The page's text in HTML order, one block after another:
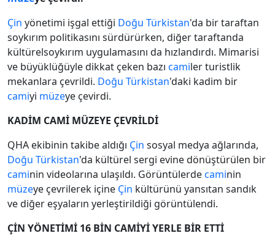
Çin yönetimi işgal ettiği Doğu Türkistan'da bir taraftan
soykırım politikasını sürdürürken, diğer taraftanda
kültürelsoykırım uygulamasını da hızlandırdı. Mimarisi
ve büyüklüğüyle dikkat çeken bazı camiler turistlik
mekanlara çevrildi. Doğu Türkistan'daki kadim bir
camiyi müzeye çevirdi.
KADİM CAMİ MÜZEYE ÇEVRİLDİ
QHA ekibinin takibe aldığı Çin sosyal medya ağlarında,
Doğu Türkistan'da kültürel sergi evine dönüştürülen bir
caminin videolarına ulaşıldı. Görüntülerdecaminin
müzeye çevrilerek içine Çin kültürünü yansıtan sandık
ve diğer eşyaların yerleştirildiği görüntülendi.
ÇİN YÖNETİMİ 16 BİN CAMİYİ YERLE BİR ETTİ